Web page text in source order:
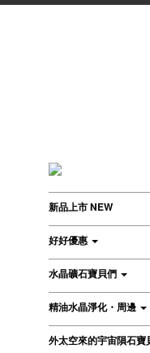
新品上市 NEW
好好優惠
水晶礦石寶貝們
精油水晶淨化・周邊
外太空來的宇宙隕石寶